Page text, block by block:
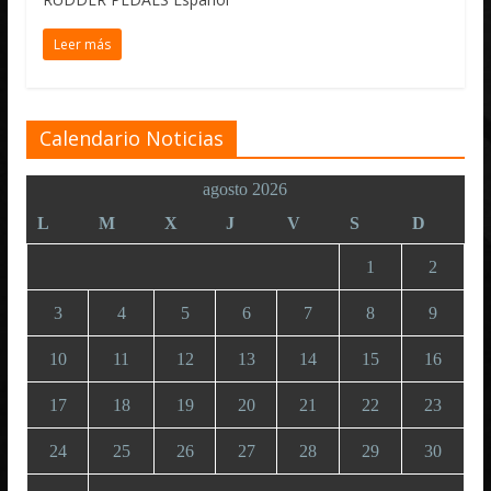
Leer más
Calendario Noticias
agosto 2026
L
M X J V S D
1 2
3 4 5 6 7 8 9
10 11 12 13 14 15 16
17 18 19 20 21 22 23
24 25 26 27 28 29 30